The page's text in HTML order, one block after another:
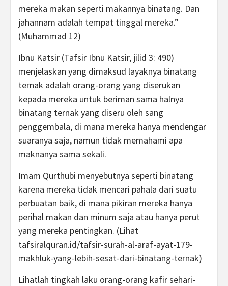
mereka makan seperti makannya binatang. Dan
jahannam adalah tempat tinggal mereka.”
(Muhammad 12)
Ibnu Katsir (Tafsir Ibnu Katsir, jilid 3: 490)
menjelaskan yang dimaksud layaknya binatang
ternak adalah orang-orang yang diserukan
kepada mereka untuk beriman sama halnya
binatang ternak yang diseru oleh sang
penggembala, di mana mereka hanya mendengar
suaranya saja, namun tidak memahami apa
maknanya sama sekali.
Imam Qurthubi menyebutnya seperti binatang
karena mereka tidak mencari pahala dari suatu
perbuatan baik, di mana pikiran mereka hanya
perihal makan dan minum saja atau hanya perut
yang mereka pentingkan. (Lihat
tafsiralquran.id/tafsir-surah-al-araf-ayat-179-
makhluk-yang-lebih-sesat-dari-binatang-ternak)
Lihatlah tingkah laku orang-orang kafir sehari-